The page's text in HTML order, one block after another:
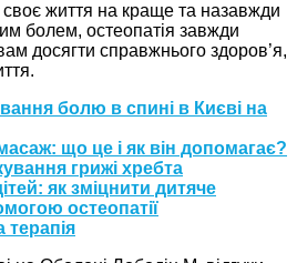
своє життя на краще та назавжди
болем, остеопатія завжди
досягти справжнього здоров’я,
болю в спині в Києві на
що це і як він допомагає?
грижі хребта
як зміцнити дитяче
остеопатії
терапія